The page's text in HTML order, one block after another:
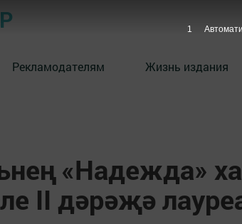
Рекламодателям Жизнь издания
«Надежда»
II дәрәҗә